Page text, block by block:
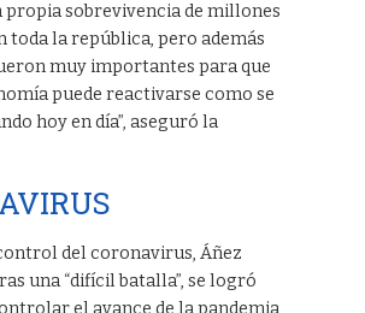
propia sobrevivencia de millones
toda la república, pero además
muy importantes para que
puede reactivarse como se
hoy en día”, aseguró la
del coronavirus, Áñez
una “difícil batalla”, se logró
el avance de la pandemia